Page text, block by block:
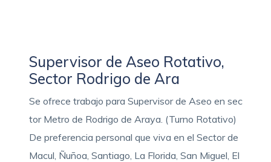
Supervisor de Aseo Rotativo,
Sector Rodrigo de Ara
Se ofrece trabajo para Supervisor de Aseo en sec
tor Metro de Rodrigo de Araya. (Turno Rotativo)
De preferencia personal que viva en el Sector de
Macul, Ñuñoa, Santiago, La Florida, San Miguel, El